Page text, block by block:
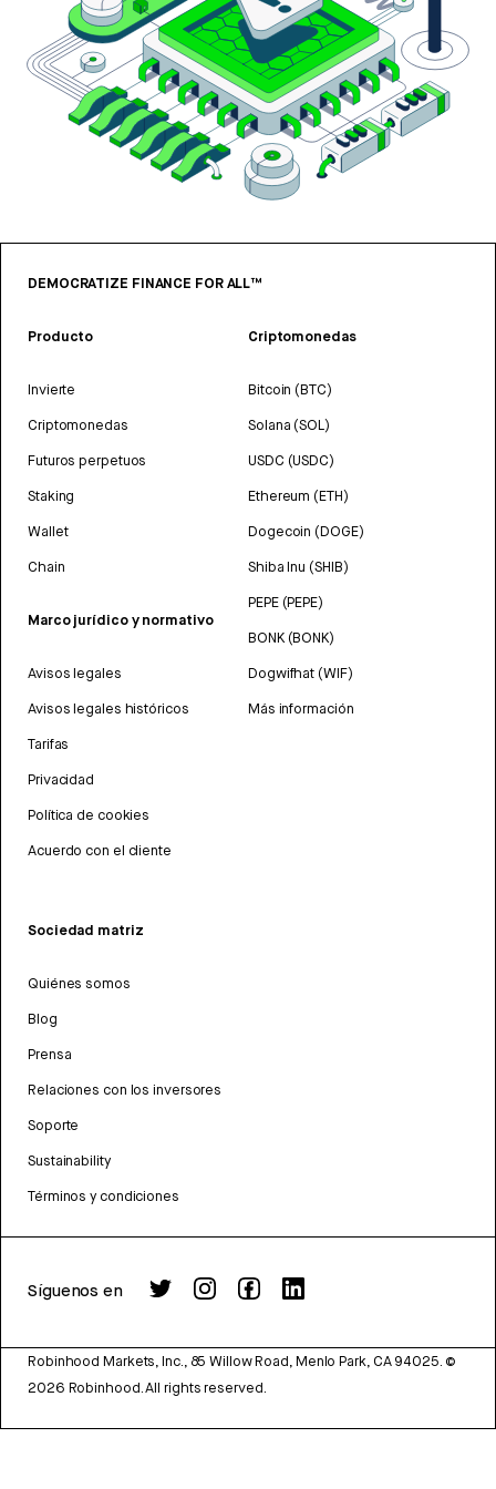
DEMOCRATIZE FINANCE FOR ALL™
Producto
Invierte
Criptomonedas
Futuros perpetuos
Staking
Wallet
Chain
Marco jurídico y normativo
Avisos legales
Avisos legales históricos
Tarifas
Privacidad
Política de cookies
Acuerdo con el cliente
Criptomonedas
Bitcoin (BTC)
Solana (SOL)
USDC (USDC)
Ethereum (ETH)
Dogecoin (DOGE)
Shiba Inu (SHIB)
PEPE (PEPE)
BONK (BONK)
Dogwifhat (WIF)
Más información
Sociedad matriz
Quiénes somos
Blog
Prensa
Relaciones con los inversores
Soporte
Sustainability
Términos y condiciones
Síguenos en
Robinhood Markets, Inc., 85 Willow Road, Menlo Park, CA 94025. ©
2026 Robinhood. All rights reserved.